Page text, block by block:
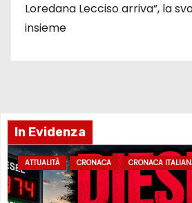
Loredana Lecciso arriva”, la
insieme
In Evidenza
ATTUALITÀ CRONACA CRONACA